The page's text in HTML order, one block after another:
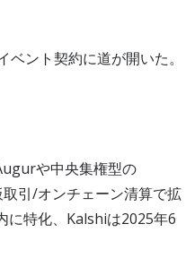
ント契約に道が開いた。
や中央集権型の
引/オンチェーン清算で拡
に特化、Kalshiは2025年6